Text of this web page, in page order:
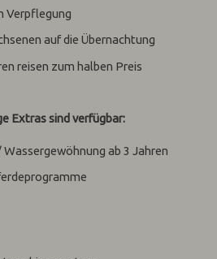
Verpflegung
auf die Übernachtung
reisen zum halben Preis
Extras sind verfügbar:
ab 3 Jahren